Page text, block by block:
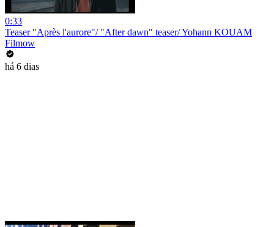
0:33
Teaser "Après l'aurore"/ "After dawn" teaser/ Yohann KOUAM
Filmow
há 6 dias